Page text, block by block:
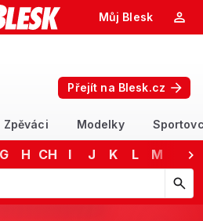
Můj Blesk
Přejít na Blesk.cz
Zpěváci Modelky
G H CH I J K L M
dolů a nahoru procházejte návrhy,